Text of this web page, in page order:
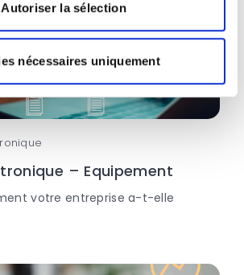
Autoriser la sélection
nécessaires uniquement
– Equipement
votre entreprise a-t-elle